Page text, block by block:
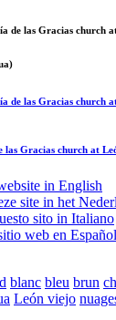
de las Gracias church
de las Gracias church
las Gracias church at
blanc bleu brun
León viejo